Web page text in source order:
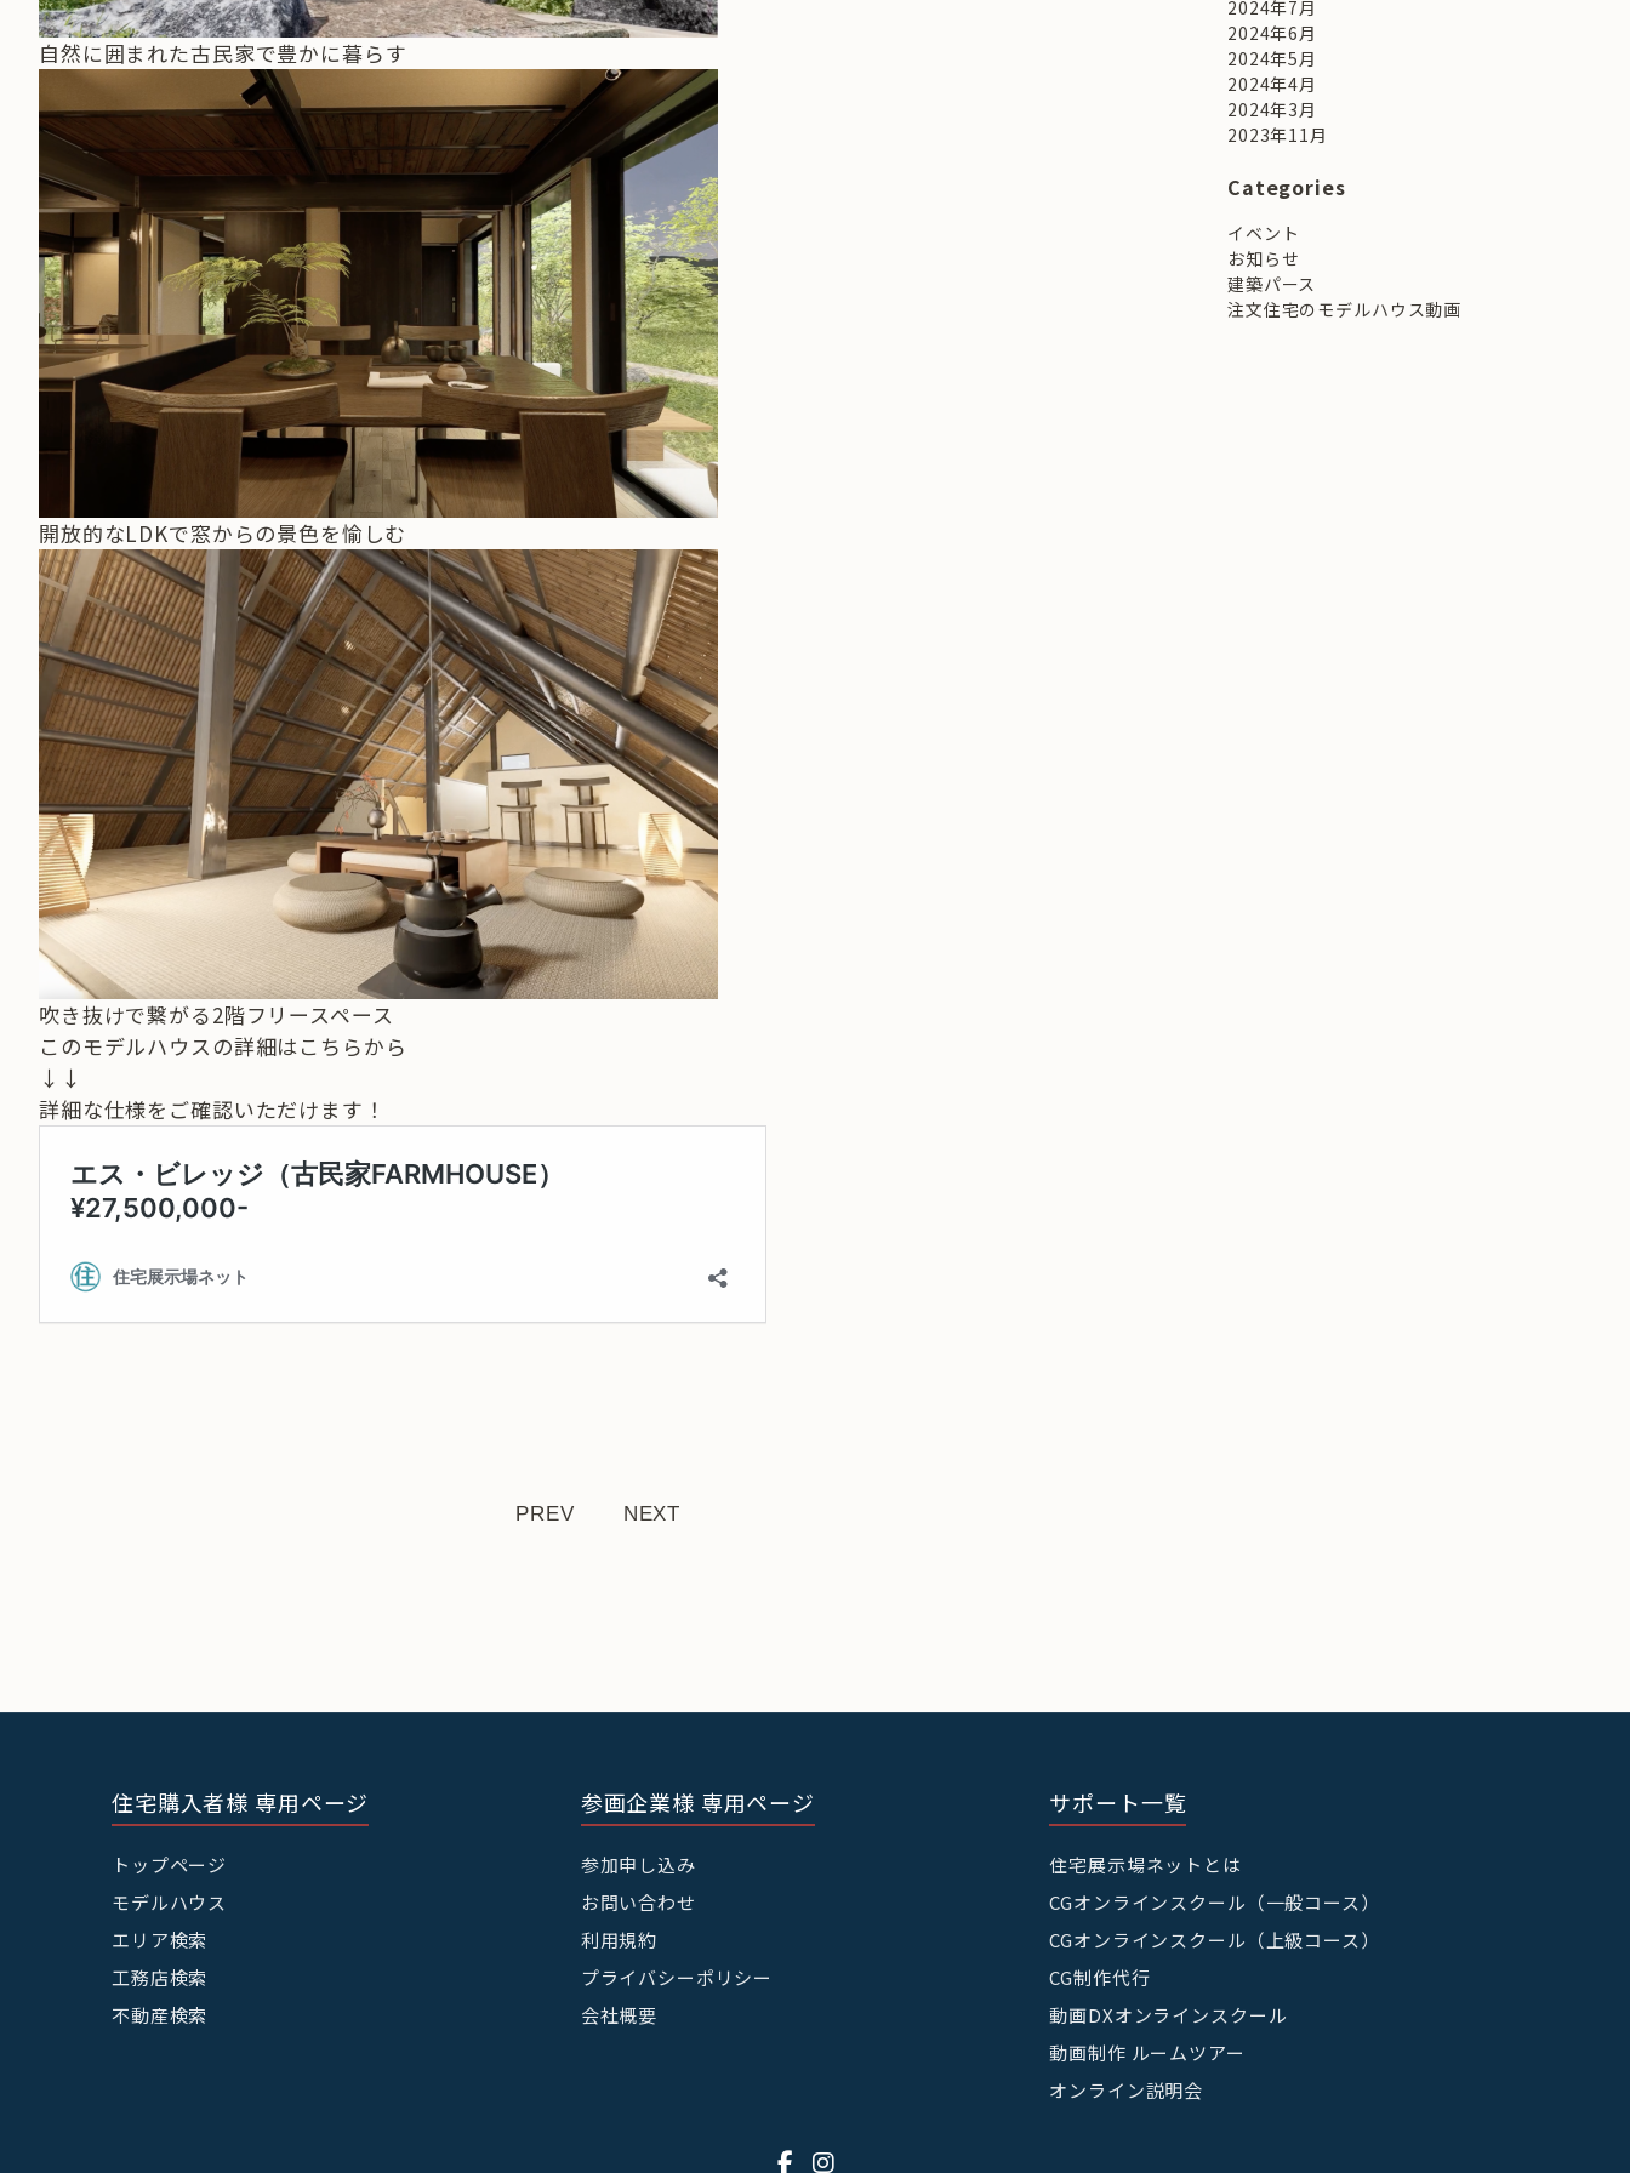
自然に囲まれた古民家で豊かに暮らす
開放的なLDKで窓からの景色を愉しむ
吹き抜けで繋がる2階フリースペース
このモデルハウスの詳細はこちらから
↓↓
詳細な仕様をご確認いただけます！
PREV NEXT
2024年7月
2024年6月
2024年5月
2024年4月
2024年3月
2023年11月
Categories
イベント
お知らせ
建築パース
注文住宅のモデルハウス動画
住宅購入者様 専用ページ
トップページ
モデルハウス
エリア検索
工務店検索
不動産検索
参画企業様 専用ページ
参加申し込み
お問い合わせ
利用規約
プライバシーポリシー
会社概要
サポート一覧
住宅展示場ネットとは
CGオンラインスクール（一般コース）
CGオンラインスクール（上級コース）
CG制作代行
動画DXオンラインスクール
動画制作 ルームツアー
オンライン説明会